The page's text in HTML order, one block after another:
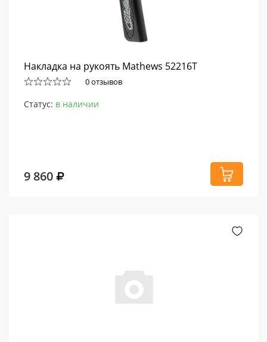
Накладка на рукоять Mathews 52216T
0 отзывов
Статус: в наличии
9 860